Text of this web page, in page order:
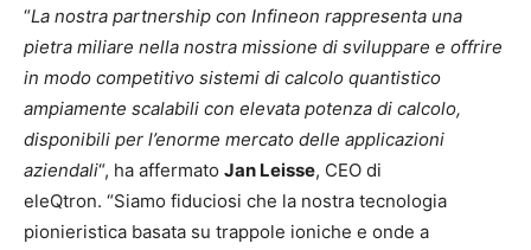
“La nostra partnership con Infineon rappresenta una
pietra miliare nella nostra missione di sviluppare e offrire
in modo competitivo sistemi di calcolo quantistico
ampiamente scalabili con elevata potenza di calcolo,
disponibili per l’enorme mercato delle applicazioni
aziendali“, ha affermato Jan Leisse, CEO di
eleQtron. “Siamo fiduciosi che la nostra tecnologia
pionieristica basata su trappole ioniche e onde a